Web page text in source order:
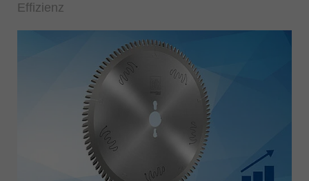
Effizienz